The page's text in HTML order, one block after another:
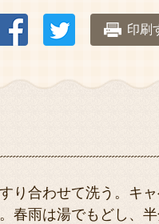
印刷
り合わせて洗う。キ
春雨は湯でもどし、半